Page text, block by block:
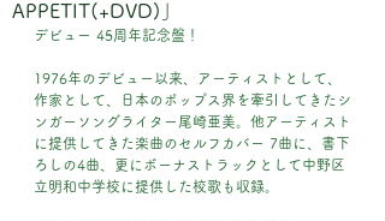
APPETIT(+DVD)」
デビュー 45周年記念盤！
1976年のデビュー以来、アーティストとして、
作家として、日本のポップス界を牽引してきたシ
ンガーソングライター尾崎亜美。他アーティスト
に提供してきた楽曲のセルフカバー 7曲に、書下
ろしの4曲、更にボーナストラックとして中野区
立明和中学校に提供した校歌も収録。